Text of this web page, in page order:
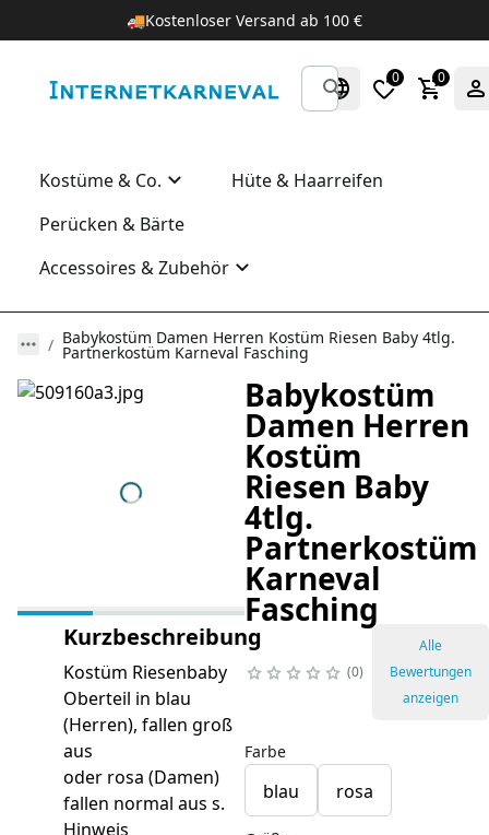
🚚Kostenloser Versand ab 100 €
0 0
Kostüme & Co.
Hüte & Haarreifen
Perücken & Bärte
Accessoires & Zubehör
Babykostüm Damen Herren Kostüm Riesen Baby 4tlg.
Partnerkostüm Karneval Fasching
Kurzbeschreibung
Kostüm Riesenbaby
Oberteil in blau
(Herren), fallen groß
aus
oder rosa (Damen)
fallen normal aus s.
Hinweis
Babykostüm
Damen Herren
Kostüm
Riesen Baby
4tlg.
Partnerkostüm
Karneval
Fasching
0
Alle
Bewertungen
anzeigen
Farbe
blau rosa